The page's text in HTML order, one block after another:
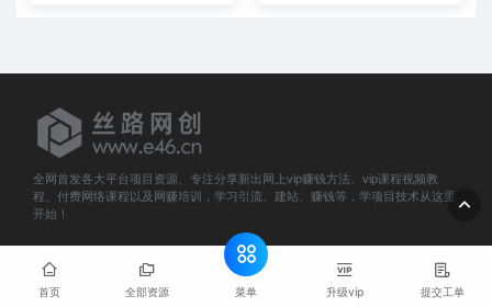
全网首发各大平台项目资源、专注分享新出网上vip赚钱方法、vip课程视频教
程、付费网络课程以及网赚培训，学习引流、建站、赚钱等，学项目技术从这里
开始！
© 2025 e46.cn All rights reserved
首页 全部资源 菜单 升级vip 提交工单